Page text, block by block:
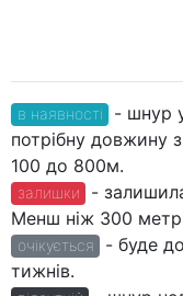
в наявності
- шнур
потрібну довжину
100 до 800м.
залишки
-
Менш ніж 300
очікується
- буде
тижнів.